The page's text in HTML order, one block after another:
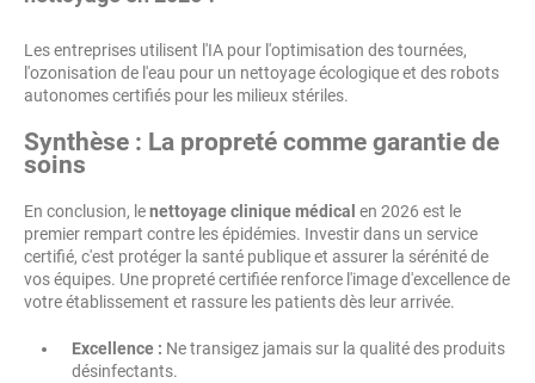
Les entreprises utilisent l'IA pour l'optimisation des tournées,
l'ozonisation de l'eau pour un nettoyage écologique et des robots
autonomes certifiés pour les milieux stériles.
Synthèse : La propreté comme garantie de
soins
En conclusion, lenettoyage clinique médical en 2026 est le
premier rempart contre les épidémies. Investir dans un service
certifié, c'est protéger la santé publique et assurer la sérénité de
vos équipes. Une propreté certifiée renforce l'image d'excellence de
votre établissement et rassure les patients dès leur arrivée.
Excellence : Ne transigez jamais sur la qualité des produits
désinfectants.